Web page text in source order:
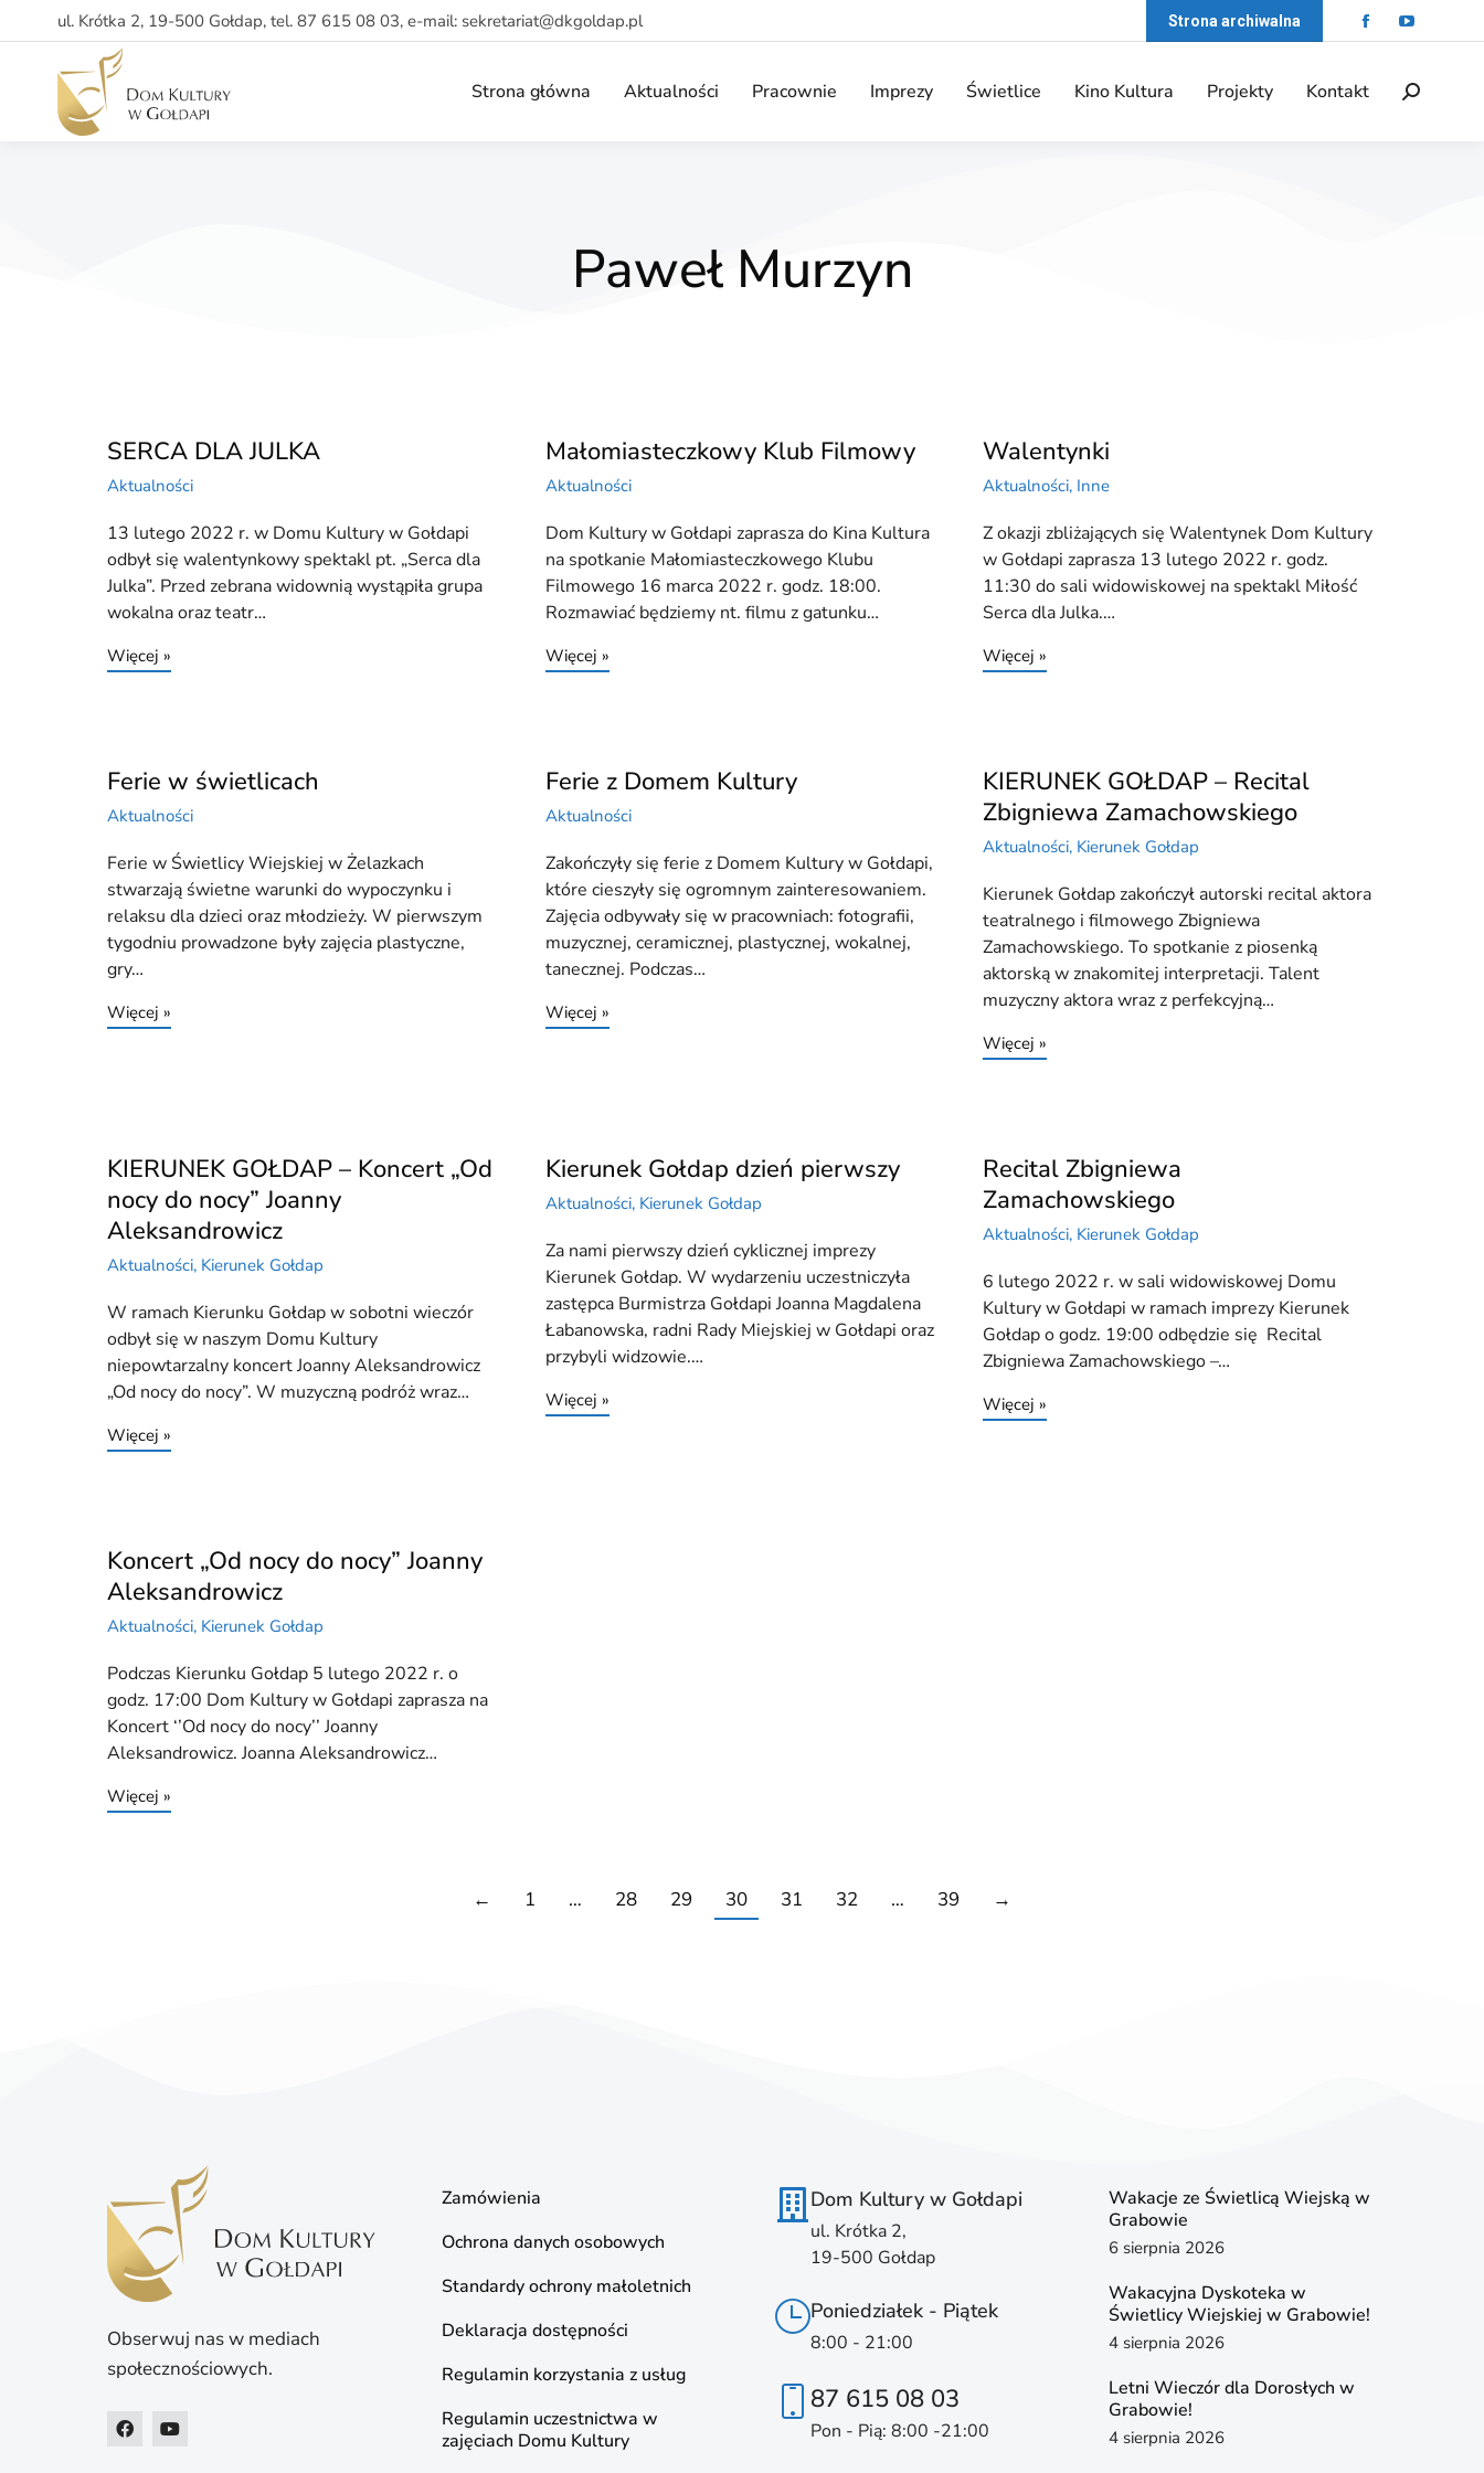
ul. Krótka 2, 19-500 Gołdap, tel. 87 615 08 03, e-mail: sekretariat@dkgoldap.pl Strona archiwalna
Strona główna Aktualności Pracownie Imprezy Świetlice Kino Kultura Projekty Kontakt
Paweł Murzyn
SERCA DLA JULKA
Aktualności
13 lutego 2022 r. w Domu Kultury w Gołdapi
odbył się walentynkowy spektakl pt. „Serca dla
Julka”. Przed zebrana widownią wystąpiła grupa
wokalna oraz teatr…
Więcej »
Małomiasteczkowy Klub Filmowy
Aktualności
Dom Kultury w Gołdapi zaprasza do Kina Kultura
na spotkanie Małomiasteczkowego Klubu
Filmowego 16 marca 2022 r. godz. 18:00.
Rozmawiać będziemy nt. filmu z gatunku…
Więcej »
Walentynki
Aktualności, Inne
Z okazji zbliżających się Walentynek Dom Kultury
w Gołdapi zaprasza 13 lutego 2022 r. godz.
11:30 do sali widowiskowej na spektakl Miłość
Serca dla Julka.…
Więcej »
Ferie w świetlicach
Aktualności
Ferie w Świetlicy Wiejskiej w Żelazkach
stwarzają świetne warunki do wypoczynku i
relaksu dla dzieci oraz młodzieży. W pierwszym
tygodniu prowadzone były zajęcia plastyczne,
gry…
Więcej »
Ferie z Domem Kultury
Aktualności
Zakończyły się ferie z Domem Kultury w Gołdapi,
które cieszyły się ogromnym zainteresowaniem.
Zajęcia odbywały się w pracowniach: fotografii,
muzycznej, ceramicznej, plastycznej, wokalnej,
tanecznej. Podczas…
Więcej »
KIERUNEK GOŁDAP – Recital
Zbigniewa Zamachowskiego
Aktualności, Kierunek Gołdap
Kierunek Gołdap zakończył autorski recital aktora
teatralnego i filmowego Zbigniewa
Zamachowskiego. To spotkanie z piosenką
aktorską w znakomitej interpretacji. Talent
muzyczny aktora wraz z perfekcyjną…
Więcej »
KIERUNEK GOŁDAP – Koncert „Od
nocy do nocy” Joanny
Aleksandrowicz
Aktualności, Kierunek Gołdap
W ramach Kierunku Gołdap w sobotni wieczór
odbył się w naszym Domu Kultury
niepowtarzalny koncert Joanny Aleksandrowicz
„Od nocy do nocy”. W muzyczną podróż wraz…
Więcej »
Kierunek Gołdap dzień pierwszy
Aktualności, Kierunek Gołdap
Za nami pierwszy dzień cyklicznej imprezy
Kierunek Gołdap. W wydarzeniu uczestniczyła
zastępca Burmistrza Gołdapi Joanna Magdalena
Łabanowska, radni Rady Miejskiej w Gołdapi oraz
przybyli widzowie.…
Więcej »
Recital Zbigniewa
Zamachowskiego
Aktualności, Kierunek Gołdap
6 lutego 2022 r. w sali widowiskowej Domu
Kultury w Gołdapi w ramach imprezy Kierunek
Gołdap o godz. 19:00 odbędzie się Recital
Zbigniewa Zamachowskiego –…
Więcej »
Koncert „Od nocy do nocy” Joanny
Aleksandrowicz
Aktualności, Kierunek Gołdap
Podczas Kierunku Gołdap 5 lutego 2022 r. o
godz. 17:00 Dom Kultury w Gołdapi zaprasza na
Koncert ‘’Od nocy do nocy’’ Joanny
Aleksandrowicz. Joanna Aleksandrowicz…
Więcej »
← 1 … 28 29 30 31 32 … 39 →
Obserwuj nas w mediach
społecznościowych.
Zamówienia
Ochrona danych osobowych
Standardy ochrony małoletnich
Deklaracja dostępności
Regulamin korzystania z usług
Regulamin uczestnictwa w
zajęciach Domu Kultury
Dom Kultury w Gołdapi
ul. Krótka 2,
19-500 Gołdap
Poniedziałek - Piątek
8:00 - 21:00
87 615 08 03
Pon - Pią: 8:00 -21:00
Wakacje ze Świetlicą Wiejską w
Grabowie
6 sierpnia 2026
Wakacyjna Dyskoteka w
Świetlicy Wiejskiej w Grabowie!
4 sierpnia 2026
Letni Wieczór dla Dorosłych w
Grabowie!
4 sierpnia 2026